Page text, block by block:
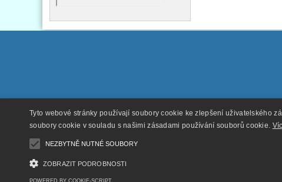
Tyto webové stránky používají soubory cookie ke zlepšení uživatelského
soubory cookie v souladu s našimi zásadami používání souborů cookie.
NEZBYTNĚ NUTNÉ SOUBORY
ZOBRAZIT PODROBNOSTI
POWERED BY COOKIE-SCRIPT